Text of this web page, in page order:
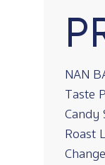
NAN
Taste
Candy
Roast